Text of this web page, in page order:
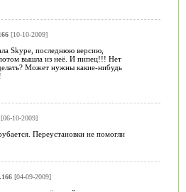
[10-10-2009]
Skype, последнюю версию,
вышла из неё. И пипец!!! Нет
Может нужны какие-нибудь
10-2009]
Переустановки не помогли
[04-09-2009]